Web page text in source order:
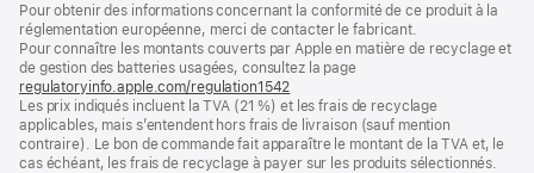
de
page
de
bas
de
page
Pour obtenir des informations concernant la conformité de ce produit à la
réglementation européenne, merci de contacter le fabricant.
Pour connaître les montants couverts par Apple en matière de recyclage et
de gestion des batteries usagées, consultez la page
regulatoryinfo.apple.com/regulation1542
dans
une
nouvelle
fenêtre)
Les prix indiqués incluent la TVA (21 %) et les frais de recyclage
applicables, mais s’entendent hors frais de livraison (sauf mention
contraire). Le bon de commande fait apparaître le montant de la TVA et, le
cas échéant, les frais de recyclage à payer sur les produits sélectionnés.